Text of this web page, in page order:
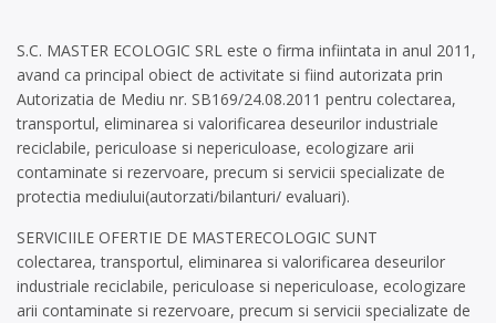
S.C. MASTER ECOLOGIC SRL este o firma infiintata in anul 2011,
avand ca principal obiect de activitate si fiind autorizata prin
Autorizatia de Mediu nr. SB169/24.08.2011 pentru colectarea,
transportul, eliminarea si valorificarea deseurilor industriale
reciclabile, periculoase si nepericuloase, ecologizare arii
contaminate si rezervoare, precum si servicii specializate de
protectia mediului(autorzati/bilanturi/ evaluari).
SERVICIILE OFERTIE DE MASTERECOLOGIC SUNT
colectarea, transportul, eliminarea si valorificarea deseurilor
industriale reciclabile, periculoase si nepericuloase, ecologizare
arii contaminate si rezervoare, precum si servicii specializate de